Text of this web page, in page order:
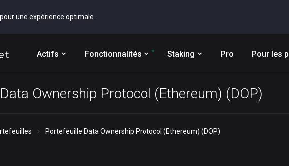
une expérience optimale
Actifs Fonctionnalités Staking Pro Pour les
Ownership Protocol (Ethereum) (DOP)
Portefeuille Data Ownership Protocol (Ethereum) (DOP)